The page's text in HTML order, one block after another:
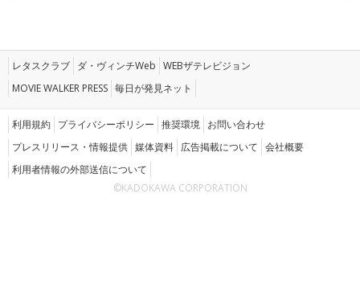
レタスクラブ ダ・ヴィンチWeb WEBザテレビジョン
MOVIE WALKER PRESS 毎日が発見ネット
利用規約 プライバシーポリシー 推奨環境 お問い合わせ
プレスリリース・情報提供 媒体資料 広告掲載について 会社概要
利用者情報の外部送信について
©KADOKAWA CORPORATION